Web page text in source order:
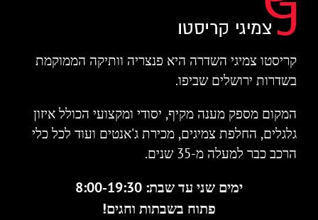
קריסטו צמיגי השדרה היא פנצריה וותיקה הממוקמת
בשדרות ירושלים שביפו.
המקום מספק מענה מקיף, יסודי ומקצועי הכולל איזון
גלגלים, החלפת צמיגים, מכירת ג'אנטים ועוד לכל כלי
הרכב כבר למעלה מ-35 שנים.
ימים שני עד שבת: 8:00-19:30
פתוח בשבתות וחגים!